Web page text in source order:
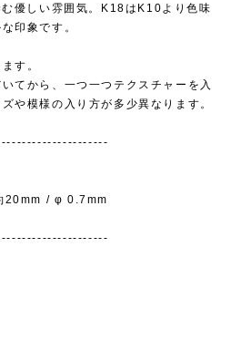
優しい雰囲気。K18はK10より色味
印象です。
す。
てから、一つ一つテクスチャーを入
や模様の入り方が多少異なります。
20mm / φ 0.7mm